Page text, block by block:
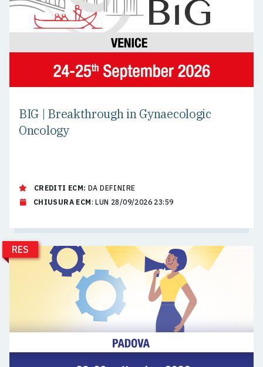
BIG | Breakthrough in Gynaecologic
Oncology
CREDITI ECM: DA DEFINIRE
CHIUSURA ECM: LUN 28/09/2026 23:59
RES